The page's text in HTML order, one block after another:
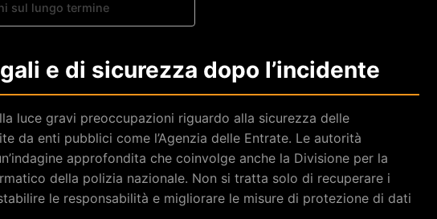
sul lungo termine
e di sicurezza dopo l’incidente
luce gravi preoccupazioni riguardo alla sicurezza delle
da enti pubblici come l’Agenzia delle Entrate. Le autorità
approfondita che coinvolge anche la Divisione per la
della polizia nazionale. Non si tratta solo di recuperare i
le responsabilità e migliorare le misure di protezione di dati